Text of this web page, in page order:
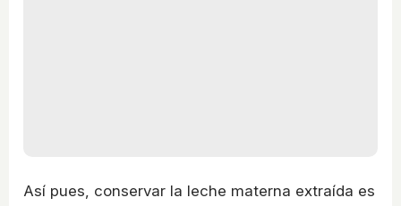
Así pues, conservar la leche materna extraída es